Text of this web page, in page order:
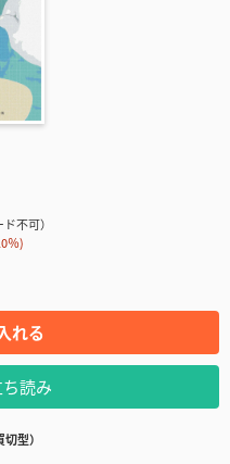
不可）
％)
れる
読み
型）